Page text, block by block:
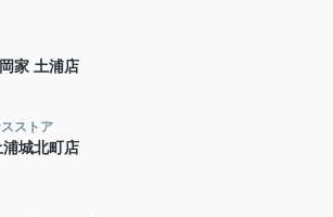
家 土浦店
ストア
浦城北町店